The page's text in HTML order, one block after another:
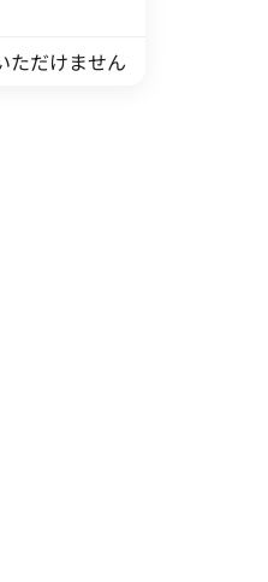
ただけません